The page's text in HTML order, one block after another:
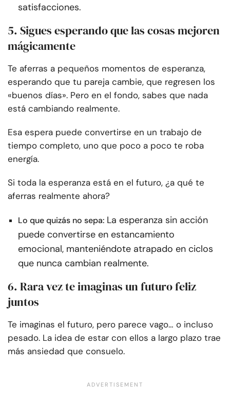
satisfacciones.
5. Sigues esperando que las cosas mejoren
mágicamente
Te aferras a pequeños momentos de esperanza,
esperando que tu pareja cambie, que regresen los
«buenos días». Pero en el fondo, sabes que nada
está cambiando realmente.
Esa espera puede convertirse en un trabajo de
tiempo completo, uno que poco a poco te roba
energía.
Si toda la esperanza está en el futuro, ¿a qué te
aferras realmente ahora?
Lo que quizás no sepa: La esperanza sin acción
puede convertirse en estancamiento
emocional, manteniéndote atrapado en ciclos
que nunca cambian realmente.
6. Rara vez te imaginas un futuro feliz
juntos
Te imaginas el futuro, pero parece vago… o incluso
pesado. La idea de estar con ellos a largo plazo trae
más ansiedad que consuelo.